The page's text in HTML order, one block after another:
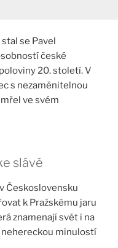
se Pavel
české
20. století. V
s nezaměnitelnou
ve svém
slávě
Československu
k Pražskému jaru
znamenají svět i na
minulostí